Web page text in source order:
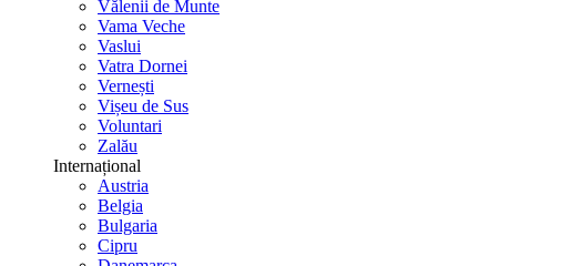
Vălenii de Munte
Vama Veche
Vaslui
Vatra Dornei
Vernești
Vișeu de Sus
Voluntari
Zalău
Internațional
Austria
Belgia
Bulgaria
Cipru